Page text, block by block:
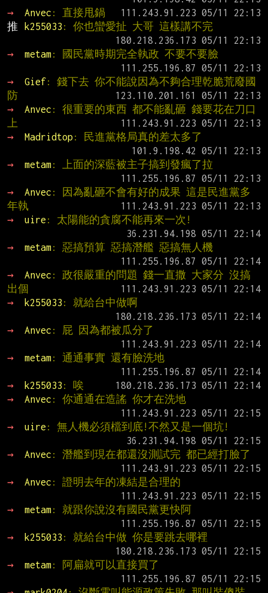
→
Anvec : 直接甩鍋
推
k255033 : 你也蠻愛扯 大哥 這樣講不完
→
metam: 國民黨時期完全執政 不要不要臉
→
Gief: 錢下去 你不能說因為不夠合理乾脆荒廢國
防
→
Anvec : 很重要的東西 都不能亂砸 錢要花在刀口
上
→
Madridtop : 民進黨格局真的差太多了
→
metam: 上面的深藍被主子搞到發瘋了拉
→
Anvec : 因為亂砸不會有好的成果 這是民進黨多
年執
→
uire : 太陽能的貪腐不能再來一次!
→
metam: 惡搞預算 惡搞潛艦 惡搞無人機
→
Anvec : 政很嚴重的問題 錢一直撒 大家分 沒搞
出個
→
k255033 : 就給台中做啊
→
Anvec : 屁 因為都被瓜分了
→
metam: 通通事實 還有臉洗地
→
k255033 : 唉
→
Anvec : 你通通在造謠 你才在洗地
→
uire : 無人機必須檔到底!不然又是一個坑!
→
Anvec : 潛艦到現在都還沒測試完 都已經打臉了
→
Anvec : 證明去年的凍結是合理的
→
metam: 就跟你說沒有國民黨更快阿
→
k255033 : 就給台中做 你是要跳去哪裡
→
metam: 阿扁就可以直接買了